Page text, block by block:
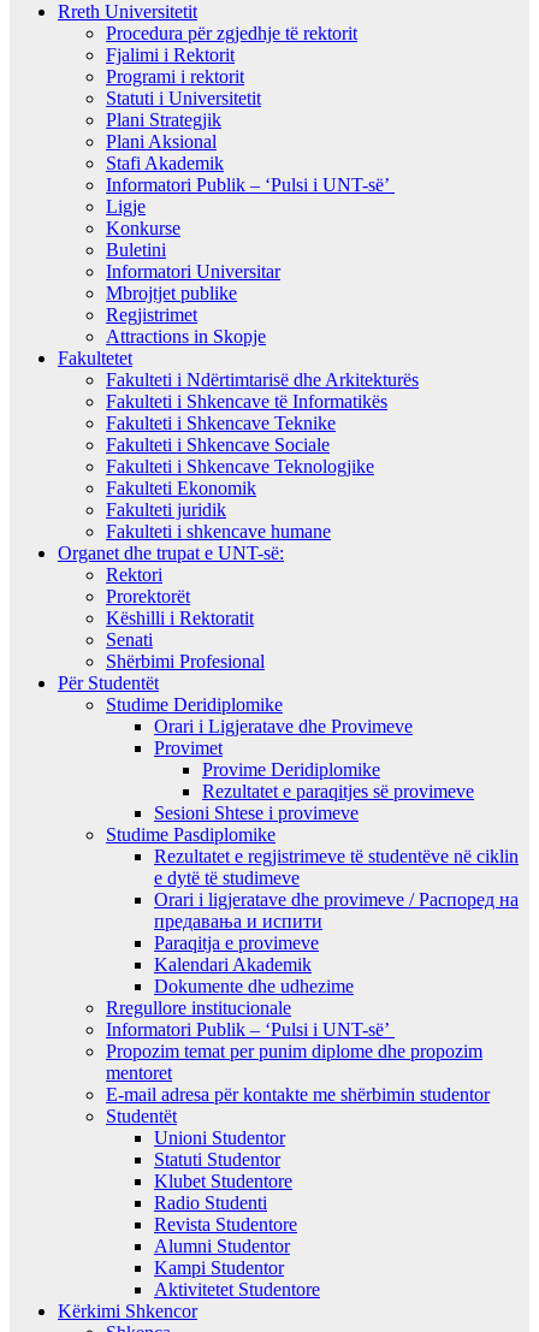
Rreth Universitetit
Procedura për zgjedhje të rektorit
Fjalimi i Rektorit
Programi i rektorit
Statuti i Universitetit
Plani Strategjik
Plani Aksional
Stafi Akademik
Informatori Publik – ‘Pulsi i UNT-së’
Ligje
Konkurse
Buletini
Informatori Universitar
Mbrojtjet publike
Regjistrimet
Attractions in Skopje
Fakultetet
Fakulteti i Ndërtimtarisë dhe Arkitekturës
Fakulteti i Shkencave të Informatikës
Fakulteti i Shkencave Teknike
Fakulteti i Shkencave Sociale
Fakulteti i Shkencave Teknologjike
Fakulteti Ekonomik
Fakulteti juridik
Fakulteti i shkencave humane
Organet dhe trupat e UNT-së:
Rektori
Prorektorët
Këshilli i Rektoratit
Senati
Shërbimi Profesional
Për Studentët
Studime Deridiplomike
Orari i Ligjeratave dhe Provimeve
Provimet
Provime Deridiplomike
Rezultatet e paraqitjes së provimeve
Sesioni Shtese i provimeve
Studime Pasdiplomike
Rezultatet e regjistrimeve të studentëve në ciklin
e dytë të studimeve
Orari i ligjeratave dhe provimeve / Распоред на
предавањa и испити
Paraqitja e provimeve
Kalendari Akademik
Dokumente dhe udhezime
Rregullore institucionale
Informatori Publik – ‘Pulsi i UNT-së’
Propozim temat per punim diplome dhe propozim
mentoret
E-mail adresa për kontakte me shërbimin studentor
Studentët
Unioni Studentor
Statuti Studentor
Klubet Studentore
Radio Studenti
Revista Studentore
Alumni Studentor
Kampi Studentor
Aktivitetet Studentore
Kërkimi Shkencor